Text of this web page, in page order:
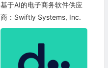
基于AI的电子商务软件供应
商：Swiftly Systems, Inc.